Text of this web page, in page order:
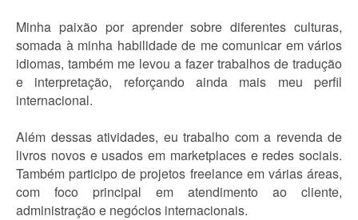
Minha paixão por aprender sobre diferentes culturas,
somada à minha habilidade de me comunicar em vários
idiomas, também me levou a fazer trabalhos de tradução
e interpretação, reforçando ainda mais meu perfil
internacional.
Além dessas atividades, eu trabalho com a revenda de
livros novos e usados em marketplaces e redes sociais.
Também participo de projetos freelance em várias áreas,
com foco principal em atendimento ao cliente,
administração e negócios internacionais.